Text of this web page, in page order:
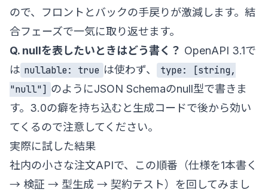
ので、フロントとバックの手戻りが激減します。結
合フェーズで一気に取り返せます。
Q. nullを表したいときはどう書く？ OpenAPI 3.1で
は nullable: true は使わず、
type: [string,
"null"] のようにJSON Schemaのnull型で書きま
す。3.0の癖を持ち込むと生成コードで後から効い
てくるので注意してください。
実際に試した結果
社内の小さな注文APIで、この順番（仕様を1本書く
→ 検証 → 型生成 → 契約テスト）を回してみまし